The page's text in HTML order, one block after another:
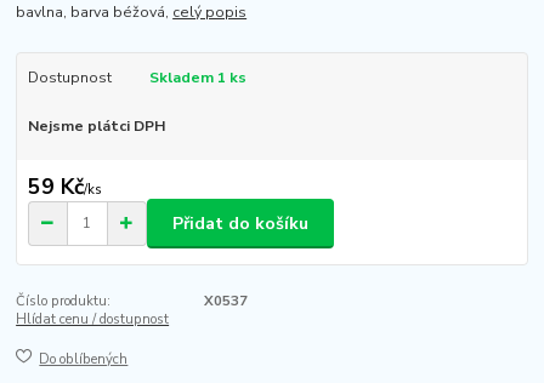
bavlna, barva béžová, celý popis
Dostupnost Skladem 1 ks
Nejsme plátci DPH
59 Kč/ks
Přidat do košíku
Číslo produktu:
X0537
Hlídat cenu / dostupnost
Do oblíbených